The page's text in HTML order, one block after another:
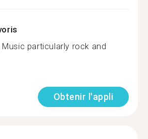
Music particularly rock and
Obtenir l'appli